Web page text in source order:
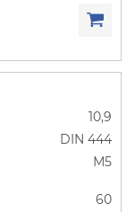
10,9
DIN 444
М5
60